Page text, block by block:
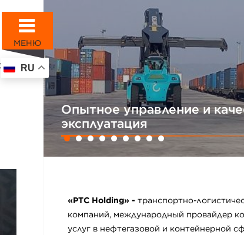
МЕНЮ
RU
Опытное управление и
эксплуатация
«PTC Holding» - транспортно-
компаний, международный провайдер
услуг в нефтегазовой и контейнерной